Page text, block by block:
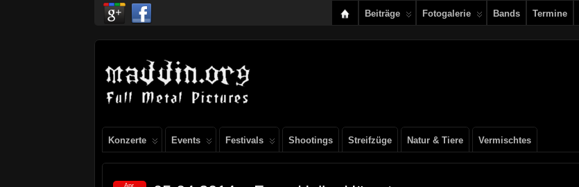
Beiträge Fotogalerie Bands Termine
Konzerte Events Festivals Shootings Streifzüge Natur & Tiere Vermischtes
Apr.